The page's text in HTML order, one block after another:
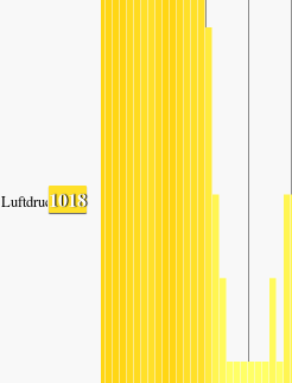
Luftdruck1018